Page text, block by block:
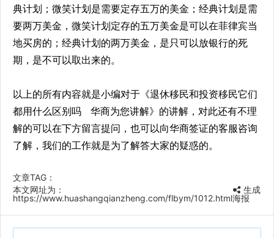
典计划；微笑计划是需要定存五万的美金；经典计划是需
要两万美金，微笑计划定存的五万美金是可以在菲律宾当
地买房的；经典计划的两万美金，是只可以放银行的死
期，是不可以取出来的。
以上的所有内容就是小编对于《退休移民和投资移民它们
都用什么区别吗 华商为您讲解》的讲解，对此还有不理
解的可以在下方留言提问，也可以向华商签证的客服咨询
了解，我们的工作就是为了解答大家的疑惑的。
文章TAG：
本文网址为：
https://www.huashangqianzheng.com/flbym/1012.html
生成
海报